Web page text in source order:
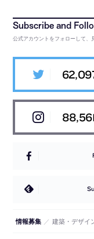
公式アカウントをフォローして、
88,561
情報募集 ／ 建築・デザイ